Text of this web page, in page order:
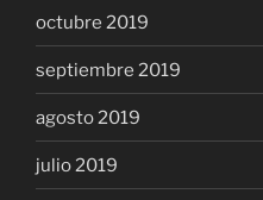
octubre 2019
septiembre 2019
agosto 2019
julio 2019